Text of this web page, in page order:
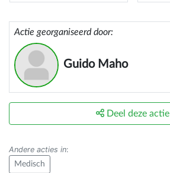
Actie georganiseerd door:
Guido Maho
Deel deze actie
Andere acties in:
Medisch